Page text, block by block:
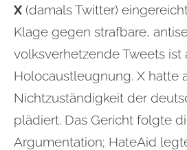
X (damals Twitter)
Klage gegen strafbare,
volksverhetzende Tweets ist
Holocaustleugnung. X hatte
Nichtzuständigkeit der
plädiert. Das Gericht folgte
Argumentation; HateAid